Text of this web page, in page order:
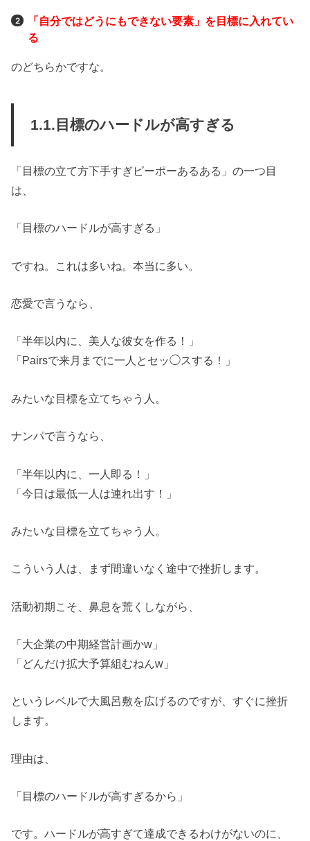
「自分ではどうにもできない要素」を目標に入れてい
る
のどちらかですな。
1.1.目標のハードルが高すぎる
「目標の立て方下手すぎピーポーあるある」の一つ目
は、
「目標のハードルが高すぎる」
ですね。これは多いね。本当に多い。
恋愛で言うなら、
「半年以内に、美人な彼女を作る！」
「Pairsで来月までに一人とセッ◯スする！」
みたいな目標を立てちゃう人。
ナンパで言うなら、
「半年以内に、一人即る！」
「今日は最低一人は連れ出す！」
みたいな目標を立てちゃう人。
こういう人は、まず間違いなく途中で挫折します。
活動初期こそ、鼻息を荒くしながら、
「大企業の中期経営計画かw」
「どんだけ拡大予算組むねんw」
というレベルで大風呂敷を広げるのですが、すぐに挫折
します。
理由は、
「目標のハードルが高すぎるから」
です。ハードルが高すぎて達成できるわけがないのに、